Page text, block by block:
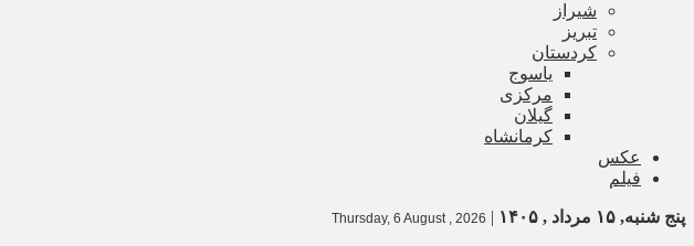
شیراز
تبریز
کردستان
یاسوج
مرکزی
گیلان
کرمانشاه
عکس
فیلم
پنج شنبه, ۱۵ مرداد , ۱۴۰۵ |
Thursday, 6 August , 2026